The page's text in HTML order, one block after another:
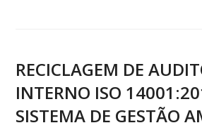
RECICLAGEM DE
INTERNO ISO
SISTEMA DE GESTÃO